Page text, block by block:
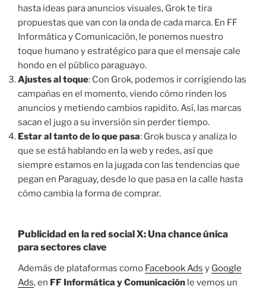
hasta ideas para anuncios visuales, Grok te tira
propuestas que van con la onda de cada marca. En FF
Informática y Comunicación, le ponemos nuestro
toque humano y estratégico para que el mensaje cale
hondo en el público paraguayo.
Ajustes al toque: Con Grok, podemos ir corrigiendo las
campañas en el momento, viendo cómo rinden los
anuncios y metiendo cambios rapidito. Así, las marcas
sacan el jugo a su inversión sin perder tiempo.
Estar al tanto de lo que pasa: Grok busca y analiza lo
que se está hablando en la web y redes, así que
siempre estamos en la jugada con las tendencias que
pegan en Paraguay, desde lo que pasa en la calle hasta
cómo cambia la forma de comprar.
Publicidad en la red social X: Una chance única
para sectores clave
Además de plataformas como Facebook Ads y Google
Ads, en FF Informática y Comunicación le vemos un